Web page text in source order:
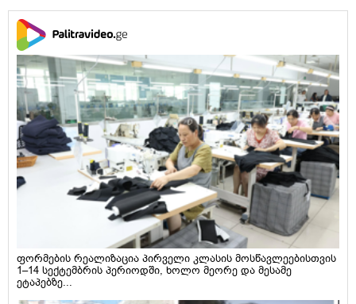
ფორმების რეალიზაცია პირველი კლასის მოსწავლეებისთვის
1–14 სექტემბრის პერიოდში, ხოლო მეორე და მესამე
ეტაპებზე...